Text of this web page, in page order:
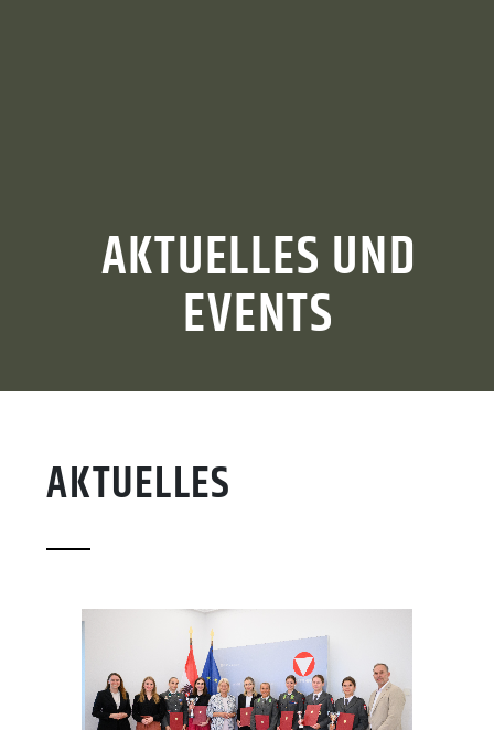
AKTUELLES UND
EVENTS
AKTUELLES